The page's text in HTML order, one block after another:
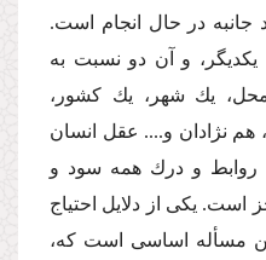
جانبه در حال انجام است.
و آن دو نسبت به
محل، یك شهر، یك كشور،
هم نژادان و...‌. عقل انسان
روابط و درك همه سود و
است. یكى از دلایل احتیاج
مسأله اساسى است كه،